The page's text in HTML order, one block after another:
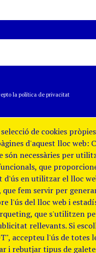
la política de privacitat
de cookies
d'aquest lloc web:
són necessàries per
que
en utilitzar el lloc
fem servir per
l'ús del lloc web i
que s'utilitzen
rellevants. Si
accepteu l'ús de totes
i rebutjar tipus de